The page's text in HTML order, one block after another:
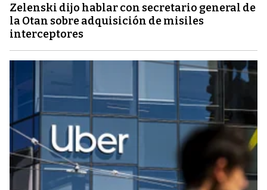
Zelenski dijo hablar con secretario general de
la Otan sobre adquisición de misiles
interceptores